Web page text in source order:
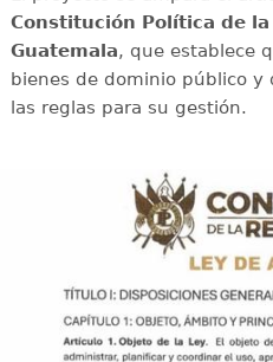
Constitución Política de
Guatemala, que establece
bienes de dominio público
las reglas para su gestión.